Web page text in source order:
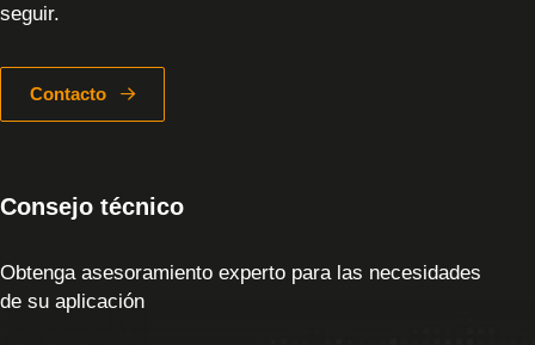
seguir.
Contacto
Consejo técnico
Obtenga asesoramiento experto para las necesidades
de su aplicación